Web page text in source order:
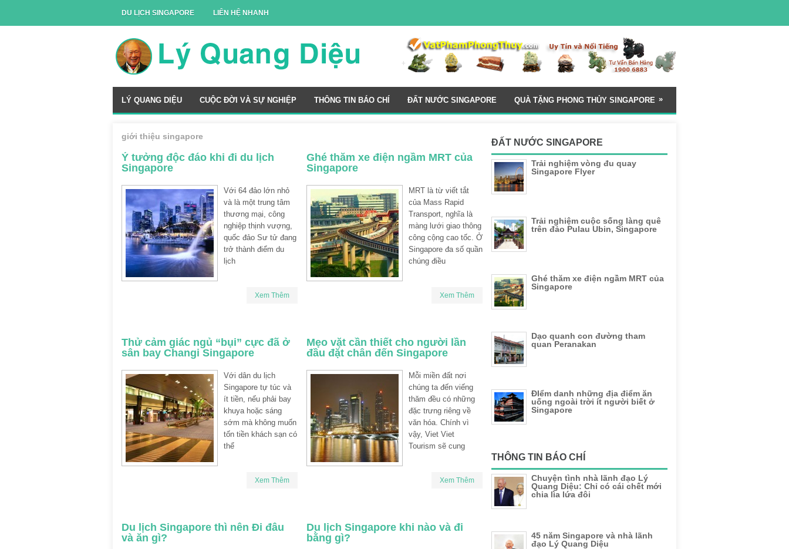
DU LỊCH SINGAPORE LIÊN HỆ NHANH
LÝ QUANG DIỆU CUỘC ĐỜI VÀ SỰ NGHIỆP THÔNG TIN BÁO CHÍ ĐẤT NƯỚC SINGAPORE QUÀ TẶNG PHONG THỦY SINGAPORE »
giới thiệu singapore
Ý tưởng độc đáo khi đi du lịch
Singapore
Với 64 đảo lớn nhỏ
và là một trung tâm
thương mại, công
nghiệp thịnh vượng,
quốc đảo Sư tử đang
trở thành điểm du
lịch
Xem Thêm
Ghé thăm xe điện ngầm MRT của
Singapore
MRT là từ viết tắt
của Mass Rapid
Transport, nghĩa là
màng lưới giao thông
công cộng cao tốc. Ở
Singapore đa số quần
chúng điều
Xem Thêm
Thử cảm giác ngủ “bụi” cực đã ở
sân bay Changi Singapore
Với dân du lịch
Singapore tự túc và
ít tiền, nếu phải bay
khuya hoặc sáng
sớm mà không muốn
tốn tiền khách sạn có
thể
Xem Thêm
Mẹo vặt cần thiết cho người lần
đầu đặt chân đến Singapore
Mỗi miền đất nơi
chúng ta đến viếng
thăm đều có những
đặc trưng riêng về
văn hóa. Chính vì
vậy, Viet Viet
Tourism sẽ cung
Xem Thêm
Du lịch Singapore thì nên Đi đâu
và ăn gì?
Du lịch Singapore khi nào và đi
bằng gì?
ĐẤT NƯỚC SINGAPORE
Trải nghiệm vòng đu quay
Singapore Flyer
Trải nghiệm cuộc sống làng quê
trên đảo Pulau Ubin, Singapore
Ghé thăm xe điện ngầm MRT của
Singapore
Dạo quanh con đường tham
quan Peranakan
ĐIểm danh những địa điểm ăn
uống ngoài trời ít người biết ở
Singapore
THÔNG TIN BÁO CHÍ
Chuyện tình nhà lãnh đạo Lý
Quang Diệu: Chỉ có cái chết mới
chia lìa lứa đôi
45 năm Singapore và nhà lãnh
đạo Lý Quang Diệu